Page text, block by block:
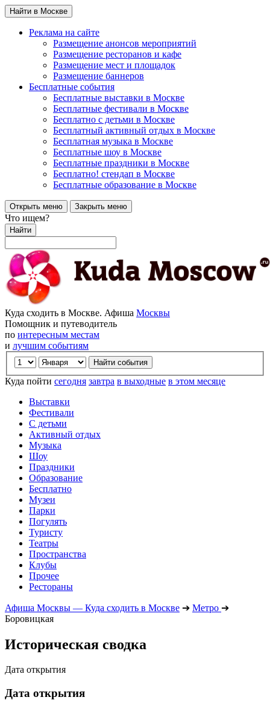
Найти в Москве
Реклама на сайте
Размещение анонсов мероприятий
Размещение ресторанов и кафе
Размещение мест и площадок
Размещение баннеров
Бесплатные события
Бесплатные выставки в Москве
Бесплатные фестивали в Москве
Бесплатно с детьми в Москве
Бесплатный активный отдых в Москве
Бесплатная музыка в Москве
Бесплатные шоу в Москве
Бесплатные праздники в Москве
Бесплатно! стендап в Москве
Бесплатные образование в Москве
Открыть меню Закрыть меню
Что ищем?
Найти
Куда сходить в Москве. Афиша Москвы
Помощник и путеводитель
по интересным местам
и лучшим событиям
Куда пойти сегодня завтра в выходные в этом месяце
Выставки
Фестивали
С детьми
Активный отдых
Музыка
Шоу
Праздники
Образование
Бесплатно
Музеи
Парки
Погулять
Туристу
Театры
Пространства
Клубы
Прочее
Рестораны
Афиша Москвы — Куда сходить в Москве ➔ Метро ➔
Боровицкая
Историческая сводка
Дата открытия
Дата открытия